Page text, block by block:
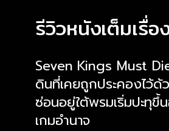
รีวิวหนังเต็มเรื่
Seven Kings Must
ดินที่เคยถูกประคองไว้
ซ่อนอยู่ใต้พรมเริ่มปะทุ
เกมอำนาจ